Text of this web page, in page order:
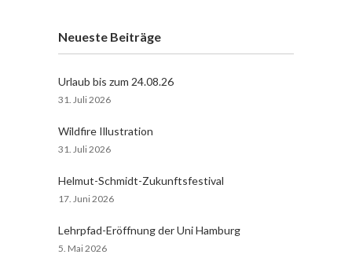
Neueste Beiträge
Urlaub bis zum 24.08.26
31. Juli 2026
Wildfire Illustration
31. Juli 2026
Helmut-Schmidt-Zukunftsfestival
17. Juni 2026
Lehrpfad-Eröffnung der Uni Hamburg
5. Mai 2026